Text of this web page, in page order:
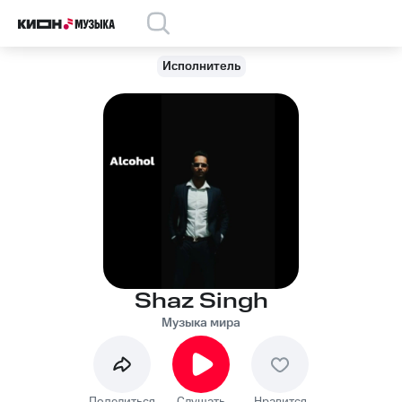
Исполнитель
Shaz Singh
Музыка мира